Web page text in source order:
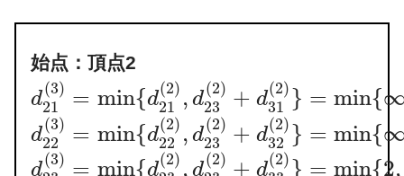
始点：頂点2
d
(3)
21
= min{d
(2)
21 , d
(2)
23
+ d
(2)
31 } = min{
d
(3)
22
= min{d
(2)
22 , d
(2)
23
+ d
(2)
32 } = min{
d
(3) = min{d
(2) , d
(2) + d
(2)} = min{2,